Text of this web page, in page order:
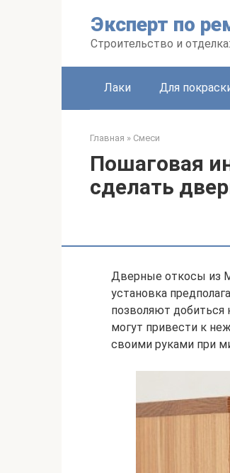
Эксперт по
Строительство и
Лаки Для
Главная » Смеси
Пошаговая
сделать
Дверные откосы из
установка
позволяют
могут привести к
своими руками при